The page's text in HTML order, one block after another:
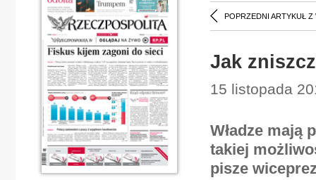
POPRZEDNI ARTYKUŁ Z
Jak
15 listopada
Władze mają
takiej
pisze